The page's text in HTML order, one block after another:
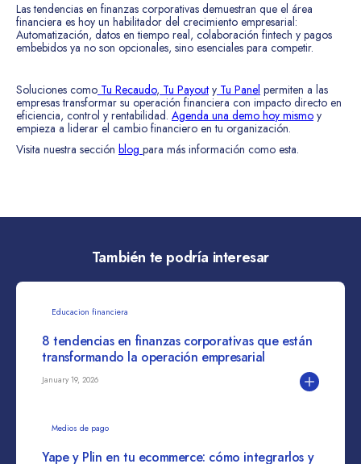
Las tendencias en finanzas corporativas demuestran que el área
financiera es hoy un habilitador del crecimiento empresarial:
Automatización, datos en tiempo real, colaboración fintech y pagos
embebidos ya no son opcionales, sino esenciales para competir.
Soluciones como Tu Recaudo, Tu Payout y Tu Panel permiten a las
empresas transformar su operación financiera con impacto directo en
eficiencia, control y rentabilidad. Agenda una demo hoy mismo y
empieza a liderar el cambio financiero en tu organización.
Visita nuestra sección blog para más información como esta.
También te podría interesar
Educacion financiera
8 tendencias en finanzas corporativas que están
transformando la operación empresarial
January 19, 2026
Medios de pago
Yape y Plin en tu ecommerce: cómo integrarlos y